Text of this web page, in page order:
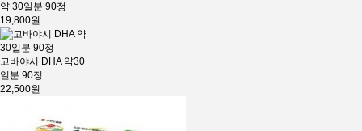
약 30일분 90정
19,800원
고바야시 DHA 약30
일분 90정
22,500원